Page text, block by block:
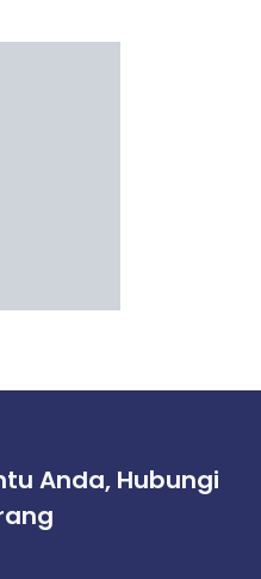
Anda, Hubungi